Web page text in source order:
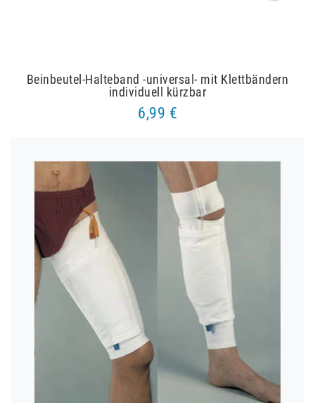
Beinbeutel-Halteband -universal- mit Klettbändern
individuell kürzbar
6,99 €